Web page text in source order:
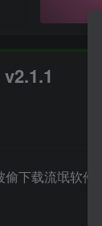
下载流氓软